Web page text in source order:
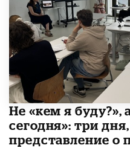
Не «кем я буду?»,
сегодня»: три
представление о